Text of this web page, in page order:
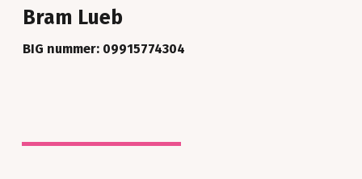
Bram Lueb
BIG nummer: 09915774304